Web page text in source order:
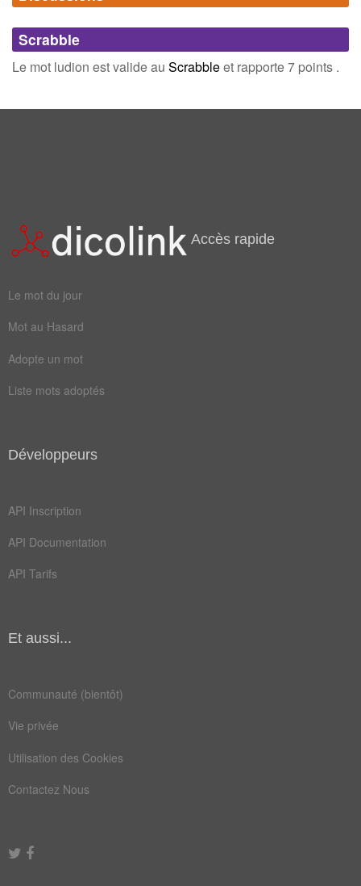
Mots avec la même signification
Mots liés par leur sémantique
Connectez-vous inscrivez-vous
Scrabble
Le mot ludion est valide au Scrabbleet rapporte 7 points .
Accès rapide
Le mot du jour
Mot au Hasard
Adopte un mot
Liste mots adoptés
Développeurs
API Inscription
API Documentation
API Tarifs
Et aussi...
Communauté (bientôt)
Vie privée
Utilisation des Cookies
Contactez Nous